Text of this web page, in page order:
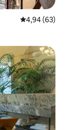
Średnia
4,94 (63)